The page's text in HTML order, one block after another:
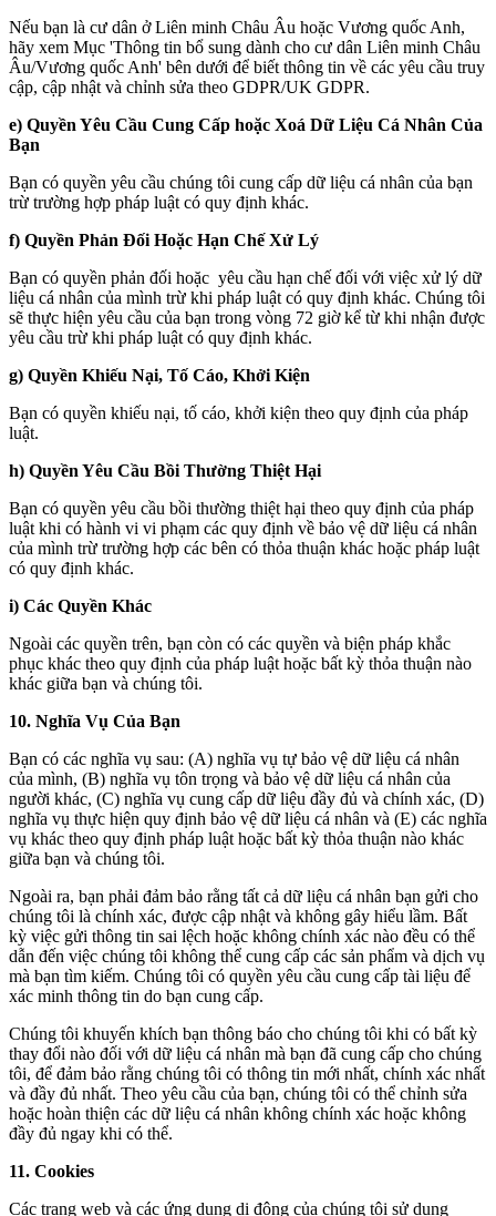
Nếu bạn là cư dân ở Liên minh Châu Âu hoặc Vương quốc Anh,
hãy xem Mục 'Thông tin bổ sung dành cho cư dân Liên minh Châu
Âu/Vương quốc Anh' bên dưới để biết thông tin về các yêu cầu truy
cập, cập nhật và chỉnh sửa theo GDPR/UK GDPR.
e) Quyền Yêu Cầu Cung Cấp hoặc Xoá Dữ Liệu Cá Nhân Của
Bạn
Bạn có quyền yêu cầu chúng tôi cung cấp dữ liệu cá nhân của bạn
trừ trường hợp pháp luật có quy định khác.
f) Quyền Phản Đối Hoặc Hạn Chế Xử Lý
Bạn có quyền phản đối hoặc yêu cầu hạn chế đối với việc xử lý dữ
liệu cá nhân của mình trừ khi pháp luật có quy định khác. Chúng tôi
sẽ thực hiện yêu cầu của bạn trong vòng 72 giờ kể từ khi nhận được
yêu cầu trừ khi pháp luật có quy định khác.
g) Quyền Khiếu Nại, Tố Cáo, Khởi Kiện
Bạn có quyền khiếu nại, tố cáo, khởi kiện theo quy định của pháp
luật.
h) Quyền Yêu Cầu Bồi Thường Thiệt Hại
Bạn có quyền yêu cầu bồi thường thiệt hại theo quy định của pháp
luật khi có hành vi vi phạm các quy định về bảo vệ dữ liệu cá nhân
của mình trừ trường hợp các bên có thỏa thuận khác hoặc pháp luật
có quy định khác.
i) Các Quyền Khác
Ngoài các quyền trên, bạn còn có các quyền và biện pháp khắc
phục khác theo quy định của pháp luật hoặc bất kỳ thỏa thuận nào
khác giữa bạn và chúng tôi.
10. Nghĩa Vụ Của Bạn
Bạn có các nghĩa vụ sau: (A) nghĩa vụ tự bảo vệ dữ liệu cá nhân
của mình, (B) nghĩa vụ tôn trọng và bảo vệ dữ liệu cá nhân của
người khác, (C) nghĩa vụ cung cấp dữ liệu đầy đủ và chính xác, (D)
nghĩa vụ thực hiện quy định bảo vệ dữ liệu cá nhân và (E) các nghĩa
vụ khác theo quy định pháp luật hoặc bất kỳ thỏa thuận nào khác
giữa bạn và chúng tôi.
Ngoài ra, bạn phải đảm bảo rằng tất cả dữ liệu cá nhân bạn gửi cho
chúng tôi là chính xác, được cập nhật và không gây hiểu lầm. Bất
kỳ việc gửi thông tin sai lệch hoặc không chính xác nào đều có thể
dẫn đến việc chúng tôi không thể cung cấp các sản phẩm và dịch vụ
mà bạn tìm kiếm. Chúng tôi có quyền yêu cầu cung cấp tài liệu để
xác minh thông tin do bạn cung cấp.
Chúng tôi khuyến khích bạn thông báo cho chúng tôi khi có bất kỳ
thay đổi nào đối với dữ liệu cá nhân mà bạn đã cung cấp cho chúng
tôi, để đảm bảo rằng chúng tôi có thông tin mới nhất, chính xác nhất
và đầy đủ nhất. Theo yêu cầu của bạn, chúng tôi có thể chỉnh sửa
hoặc hoàn thiện các dữ liệu cá nhân không chính xác hoặc không
đầy đủ ngay khi có thể.
11. Cookies
Các trang web và các ứng dụng di động của chúng tôi sử dụng